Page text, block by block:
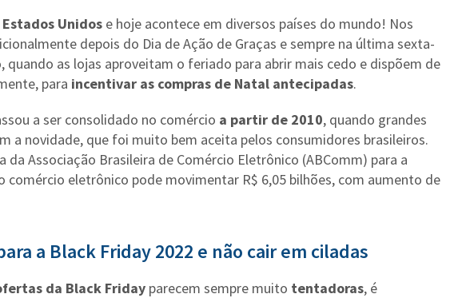
Estados Unidos e hoje acontece em diversos países do mundo! Nos
depois do Dia de Ação de Graças e sempre na última sexta-
quando as lojas aproveitam o feriado para abrir mais cedo e dispõem de
para incentivar as compras de Natal antecipadas.
a ser consolidado no comércio a partir de 2010, quando grandes
a novidade, que foi muito bem aceita pelos consumidores brasileiros.
da Associação Brasileira de Comércio Eletrônico (ABComm) para a
comércio eletrônico pode movimentar R$ 6,05 bilhões, com aumento de
a Black Friday 2022 e não cair em ciladas
da Black Friday parecem sempre muito tentadoras, é